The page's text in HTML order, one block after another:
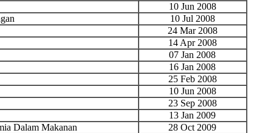
10 Jun 2008
10 Jul 2008
24 Mar 2008
14 Apr 2008
07 Jan 2008
16 Jan 2008
25 Feb 2008
10 Jun 2008
23 Sep 2008
13 Jan 2009
Dalam Makanan
28 Oct 2009